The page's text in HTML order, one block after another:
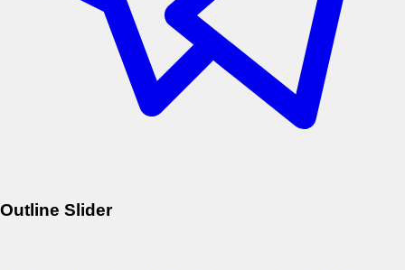
Outline Slider